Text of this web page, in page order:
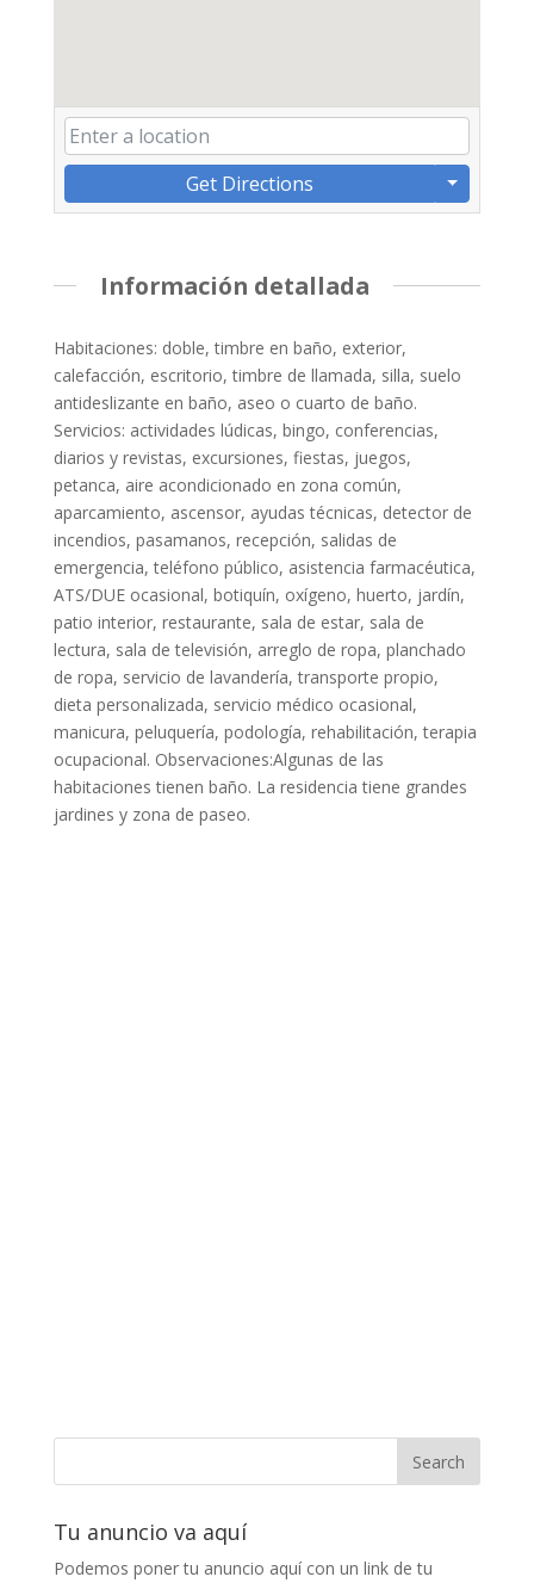
Get Directions
Información detallada
Habitaciones: doble, timbre en baño, exterior,
calefacción, escritorio, timbre de llamada, silla, suelo
antideslizante en baño, aseo o cuarto de baño.
Servicios: actividades lúdicas, bingo, conferencias,
diarios y revistas, excursiones, fiestas, juegos,
petanca, aire acondicionado en zona común,
aparcamiento, ascensor, ayudas técnicas, detector de
incendios, pasamanos, recepción, salidas de
emergencia, teléfono público, asistencia farmacéutica,
ATS/DUE ocasional, botiquín, oxígeno, huerto, jardín,
patio interior, restaurante, sala de estar, sala de
lectura, sala de televisión, arreglo de ropa, planchado
de ropa, servicio de lavandería, transporte propio,
dieta personalizada, servicio médico ocasional,
manicura, peluquería, podología, rehabilitación, terapia
ocupacional. Observaciones:Algunas de las
habitaciones tienen baño. La residencia tiene grandes
jardines y zona de paseo.
Tu anuncio va aquí
Podemos poner tu anuncio aquí con un link de tu